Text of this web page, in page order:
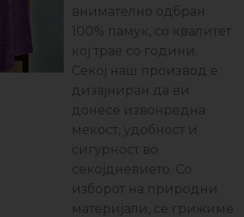
внимателно одбран
100% памук, со квалитет
кој трае со години.
Секој наш производ е
дизајниран да ви
донесе извонредна
мекост, удобност и
сигурност во
секојдневието. Со
изборот на природни
материјали, се грижиме